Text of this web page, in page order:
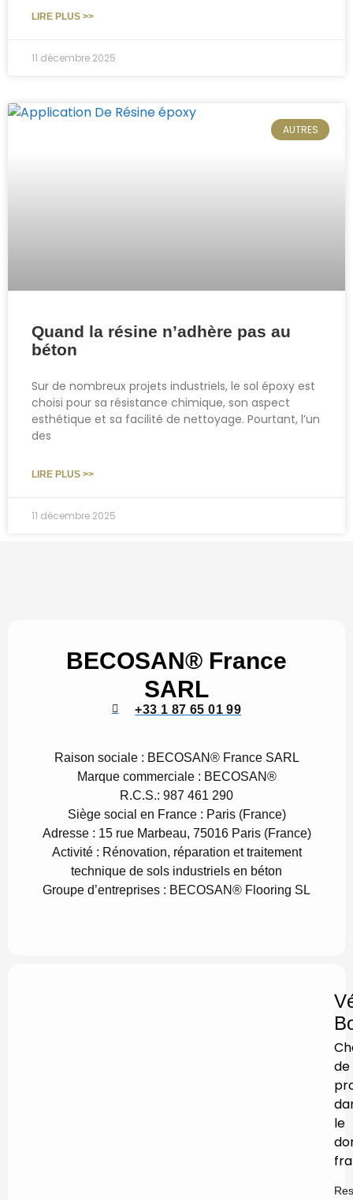
LIRE PLUS >>
11 décembre 2025
AUTRES
Quand la résine n’adhère pas au
béton
Sur de nombreux projets industriels, le sol époxy est
choisi pour sa résistance chimique, son aspect
esthétique et sa facilité de nettoyage. Pourtant, l’un
des
LIRE PLUS >>
11 décembre 2025
BECOSAN® France
SARL
+33 1 87 65 01 99
Raison sociale : BECOSAN® France SARL
Marque commerciale : BECOSAN®
R.C.S.: 987 461 290
Siège social en France : Paris (France)
Adresse : 15 rue Marbeau, 75016 Paris (France)
Activité : Rénovation, réparation et traitement
technique de sols industriels en béton
Groupe d’entreprises : BECOSAN® Flooring SL
de
le